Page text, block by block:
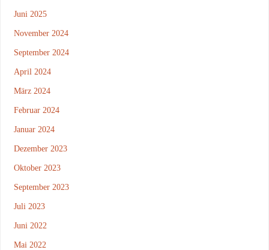
Juni 2025
November 2024
September 2024
April 2024
März 2024
Februar 2024
Januar 2024
Dezember 2023
Oktober 2023
September 2023
Juli 2023
Juni 2022
Mai 2022